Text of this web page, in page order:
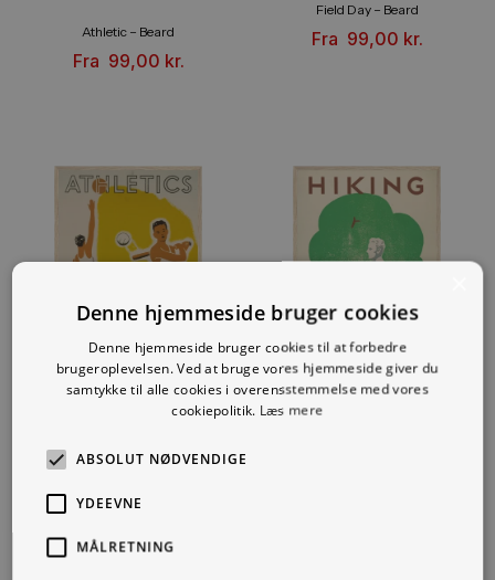
Athletic – Beard
Fra 99,00 kr.
Field Day – Beard
Fra 99,00 kr.
Denne hjemmeside bruger cookies
Denne hjemmeside bruger cookies til at forbedre
brugeroplevelsen. Ved at bruge vores hjemmeside giver du
samtykke til alle cookies i overensstemmelse med vores
cookiepolitik. Læs mere
ABSOLUT NØDVENDIGE
YDEEVNE
MÅLRETNING